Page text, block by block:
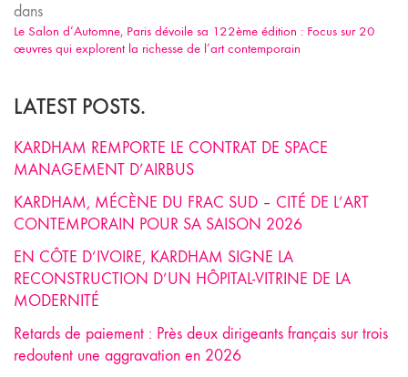
dans
Le Salon d’Automne, Paris dévoile sa 122ème édition : Focus sur 20
œuvres qui explorent la richesse de l’art contemporain
LATEST POSTS.
KARDHAM REMPORTE LE CONTRAT DE SPACE
MANAGEMENT D’AIRBUS
KARDHAM, MÉCÈNE DU FRAC SUD – CITÉ DE L’ART
CONTEMPORAIN POUR SA SAISON 2026
EN CÔTE D’IVOIRE, KARDHAM SIGNE LA
RECONSTRUCTION D’UN HÔPITAL-VITRINE DE LA
MODERNITÉ
Retards de paiement : Près deux dirigeants français sur trois
redoutent une aggravation en 2026